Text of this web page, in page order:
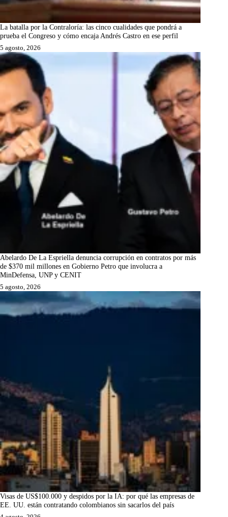
La batalla por la Contraloría: las cinco cualidades que pondrá a
prueba el Congreso y cómo encaja Andrés Castro en ese perfil
5 agosto, 2026
Abelardo De La Espriella denuncia corrupción en contratos por más
de $370 mil millones en Gobierno Petro que involucra a
MinDefensa, UNP y CENIT
5 agosto, 2026
Visas de US$100.000 y despidos por la IA: por qué las empresas de
EE. UU. están contratando colombianos sin sacarlos del país